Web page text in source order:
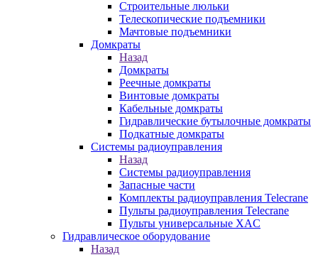
Строительные люльки
Телескопические подъемники
Мачтовые подъемники
Домкраты
Назад
Домкраты
Реечные домкраты
Винтовые домкраты
Кабельные домкраты
Гидравлические бутылочные домкраты
Подкатные домкраты
Системы радиоуправления
Назад
Системы радиоуправления
Запасные части
Комплекты радиоуправления Telecrane
Пульты радиоуправления Telecrane
Пульты универсальные XAC
Гидравлическое оборудование
Назад